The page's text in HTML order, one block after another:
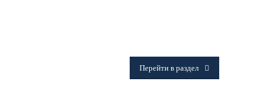
Перейти в раздел